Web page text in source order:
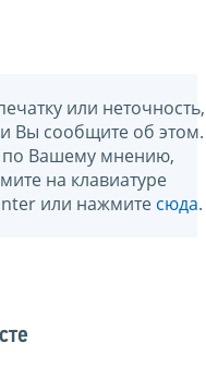
или неточность,
Вы сообщите об этом.
по Вашему мнению,
на клавиатуре
или нажмите сюда.